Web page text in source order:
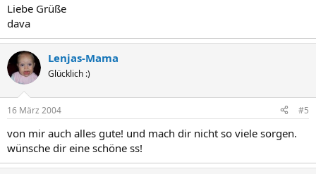
Liebe Grüße
dava
Lenjas-Mama
Glücklich :)
16 März 2004 #5
von mir auch alles gute! und mach dir nicht so viele sorgen.
wünsche dir eine schöne ss!